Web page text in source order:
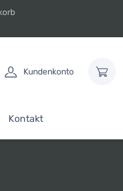
Kundenkonto
Kontakt